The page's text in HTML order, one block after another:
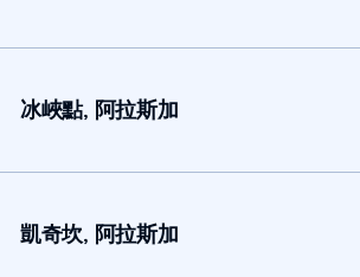
冰峽點, 阿拉斯加
凱奇坎, 阿拉斯加